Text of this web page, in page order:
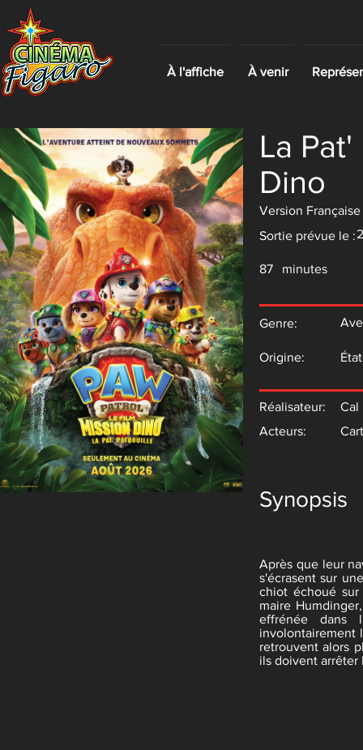
À l'affiche À venir
La
Dino
Version Française
Sortie prévue le :
87 minutes
Genre:
Origine:
Réalisateur:
Cal
Acteurs:
Synopsis
Après que leur
s'écrasent sur
chiot échoué
maire
effrénée dans
involontairement
retrouvent alors
ils doivent arrêter